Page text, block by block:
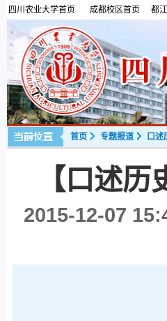
四川农业大学首页 成都校区首页 都
首页 专题报道 口述
【口述
2015-12-07